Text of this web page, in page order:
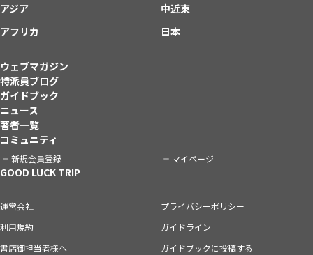
アジア
中近東
アフリカ
日本
ウェブマガジン
特派員ブログ
ガイドブック
ニュース
著者一覧
コミュニティ
新規会員登録 マイページ
GOOD LUCK TRIP
運営会社
プライバシーポリシー
利用規約
ガイドライン
書店御担当者様へ
ガイドブックに投稿する